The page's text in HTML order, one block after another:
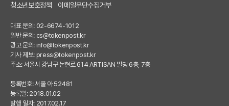
청소년보호정책
이메일무단수집거부
대표 문의: 02-6674-1012
일반 문의: cs@tokenpost.kr
광고 문의: info@tokenpost.kr
기사 제보: press@tokenpost.kr
주소: 서울시 강남구 논현로 614 ARTISAN 빌딩 6층, 7층
등록번호: 서울 아 52481
등록일: 2018.01.02
발행 일자: 2017.02.17